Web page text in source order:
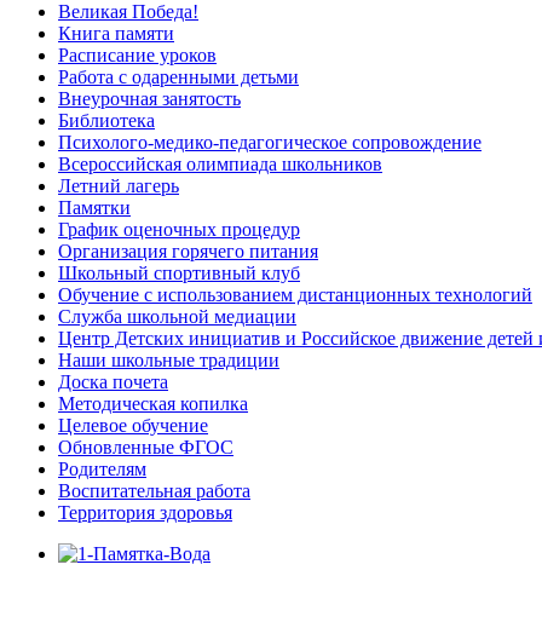
Великая Победа!
Книга памяти
Расписание уроков
Работа с одаренными детьми
Внеурочная занятость
Библиотека
Психолого-медико-педагогическое сопровождение
Всероссийская олимпиада школьников
Летний лагерь
Памятки
График оценочных процедур
Организация горячего питания
Школьный спортивный клуб
Обучение с использованием дистанционных технологий
Служба школьной медиации
Центр Детских инициатив и Российское движение
Наши школьные традиции
Доска почета
Методическая копилка
Целевое обучение
Обновленные ФГОС
Родителям
Воспитательная работа
Территория здоровья